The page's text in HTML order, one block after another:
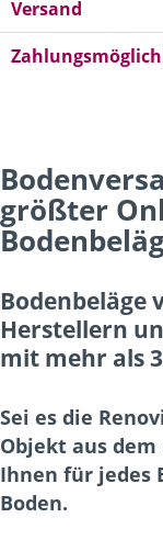
Versand
größter
Bodenbeläge
Herstellern
mit mehr als
Sei es die
Objekt aus
Ihnen für jedes
Boden.